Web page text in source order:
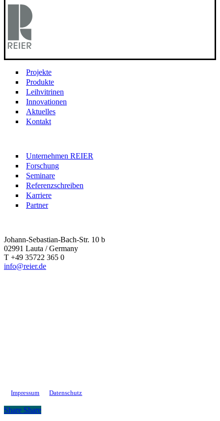
Projekte
Produkte
Leihvitrinen
Innovationen
Aktuelles
Kontakt
Unternehmen REIER
Forschung
Seminare
Referenzschreiben
Karriere
Partner
Johann-Sebastian-Bach-Str. 10 b
02991 Lauta / Germany
T +49 35722 365 0
info@reier.de
Impressum Datenschutz
Share Share